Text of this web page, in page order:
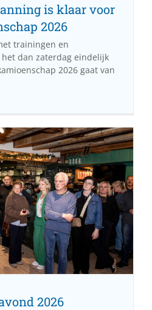
is klaar voor
2026
trainingen en
dan zaterdag eindelijk
2026 gaat van
2026